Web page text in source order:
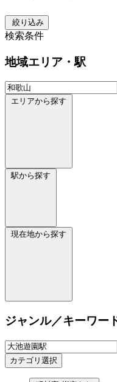
絞り込み
検索条件
地域エリア・駅
エリアから探す
駅から探す
現在地から探す
ジャンル／キーワー
カテゴリ選択